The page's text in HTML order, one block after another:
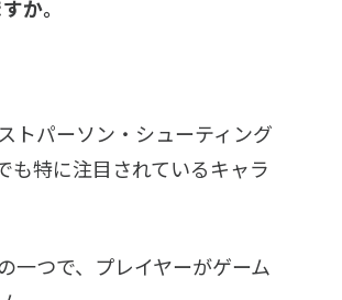
か。
トパーソン・シューティング
も特に注目されているキャラ
一つで、プレイヤーがゲーム